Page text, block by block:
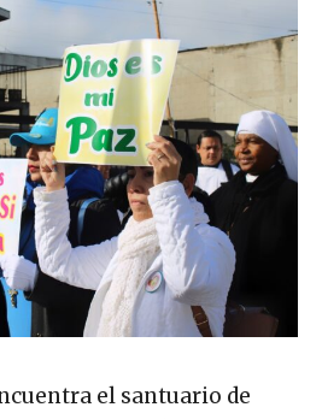
el santuario de